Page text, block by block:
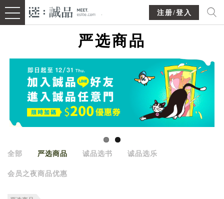
注册/登入
严选商品
全部 严选商品 诚品选书 诚品选乐
会员之夜商品优惠